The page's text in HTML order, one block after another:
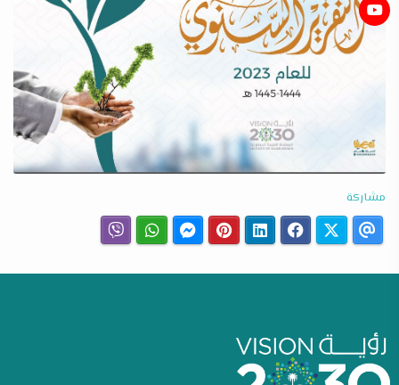
مشاركة